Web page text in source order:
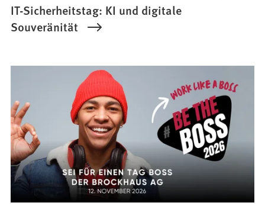
IT-Sicherheitstag: KI und digitale
Souveränität